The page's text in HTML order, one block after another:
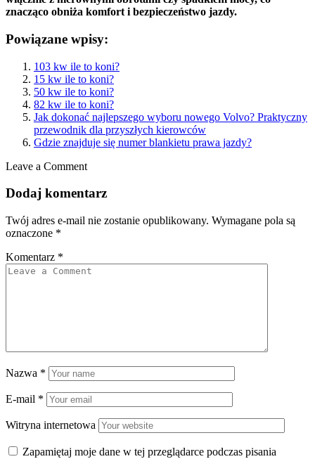
znacząco obniża komfort i bezpieczeństwo jazdy.
Powiązane wpisy:
103 kw ile to koni?
15 kw ile to koni?
50 kw ile to koni?
82 kw ile to koni?
Jak dokonać najlepszego wyboru nowego Volvo? Praktyczny
przewodnik dla przyszłych kierowców
Gdzie znajduje się numer blankietu prawa jazdy?
Leave a Comment
Dodaj komentarz
Twój adres e-mail nie zostanie opublikowany. Wymagane pola są
oznaczone *
Komentarz *
Nazwa *
E-mail *
Witryna internetowa
Zapamiętaj moje dane w tej przeglądarce podczas pisania